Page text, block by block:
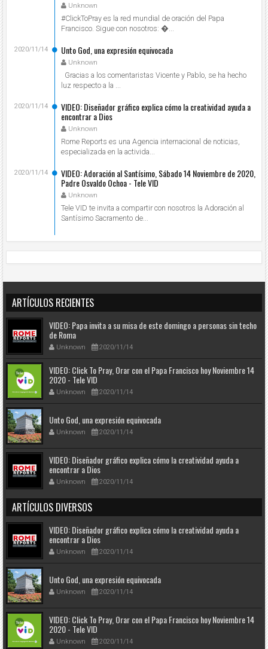
Unknown
#ClickToPray es la red mundial de oración del Papa
Francisco. Sigue con nosotros: ...
Unto God, una expresión equivocada
Unknown
2020/11/14
Gracias a los comentaristas Vicente y Pablo, se ha hecho
luz respecto a la ...
VIDEO: Diseñador gráfico explica cómo la creatividad ayuda a
encontrar a Dios
Unknown
2020/11/14
Rome Reports es una Agencia internacional de noticias,
especializada en la activida...
VIDEO: Adoración al Santísimo, Sábado 14 Noviembre de 2020,
Padre Osvaldo Ochoa - Tele VID
Unknown
2020/11/14
Tele VID te invita a compartir con nosotros la Adoración al
Santísimo Sacramento de...
ARTÍCULOS RECIENTES
VIDEO: Papa invita a su misa de este domingo a personas sin techo
de Roma
Unknown 2020/11/14
VIDEO: Click To Pray, Orar con el Papa Francisco hoy Noviembre 14
2020 - Tele VID
Unknown 2020/11/14
Unto God, una expresión equivocada
Unknown 2020/11/14
VIDEO: Diseñador gráfico explica cómo la creatividad ayuda a
encontrar a Dios
Unknown 2020/11/14
ARTÍCULOS DIVERSOS
VIDEO: Diseñador gráfico explica cómo la creatividad ayuda a
encontrar a Dios
Unknown 2020/11/14
Unto God, una expresión equivocada
Unknown 2020/11/14
VIDEO: Click To Pray, Orar con el Papa Francisco hoy Noviembre 14
2020 - Tele VID
Unknown 2020/11/14